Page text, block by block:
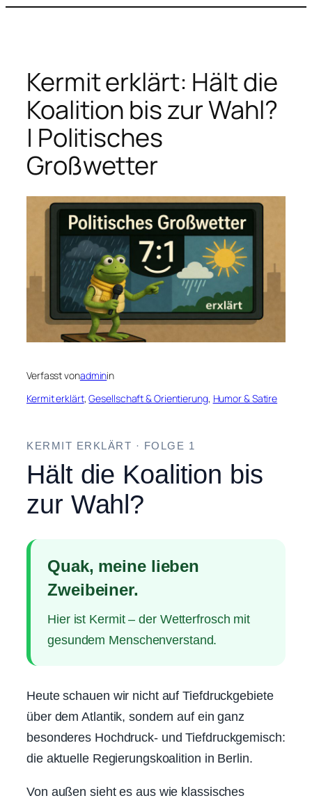
Kermit erklärt: Hält die
Koalition bis zur Wahl?
| Politisches
Großwetter
Verfasst vonadminin
Kermit erklärt, Gesellschaft & Orientierung, Humor & Satire
KERMIT ERKLÄRT · FOLGE 1
Hält die Koalition bis
zur Wahl?
Quak, meine lieben
Zweibeiner.
Hier ist Kermit – der Wetterfrosch mit
gesundem Menschenverstand.
Heute schauen wir nicht auf Tiefdruckgebiete
über dem Atlantik, sondern auf ein ganz
besonderes Hochdruck- und Tiefdruckgemisch:
die aktuelle Regierungskoalition in Berlin.
Von außen sieht es aus wie klassisches